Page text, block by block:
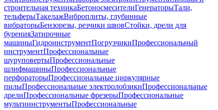
строительная техникаБетоносмесителиГенераторыТали,
тельферыТакелажВиброплиты, глубинные
вибраторыБензорезы, резчики швовСтойки, дрели для
буренияЗатирочные
машиныГидроинструментПогрузчикиПрофессиональный
инструментПрофессиональные
шуруповертыПрофессиональные
шлифмашиныПрофессиональные
перфораторыПрофессиональные циркулярные
пилыПрофессиональные электролобзикиПрофессиональные
дрелиПрофессиональные фрезерыПрофессиональные
мультиинструментыПрофессиональные